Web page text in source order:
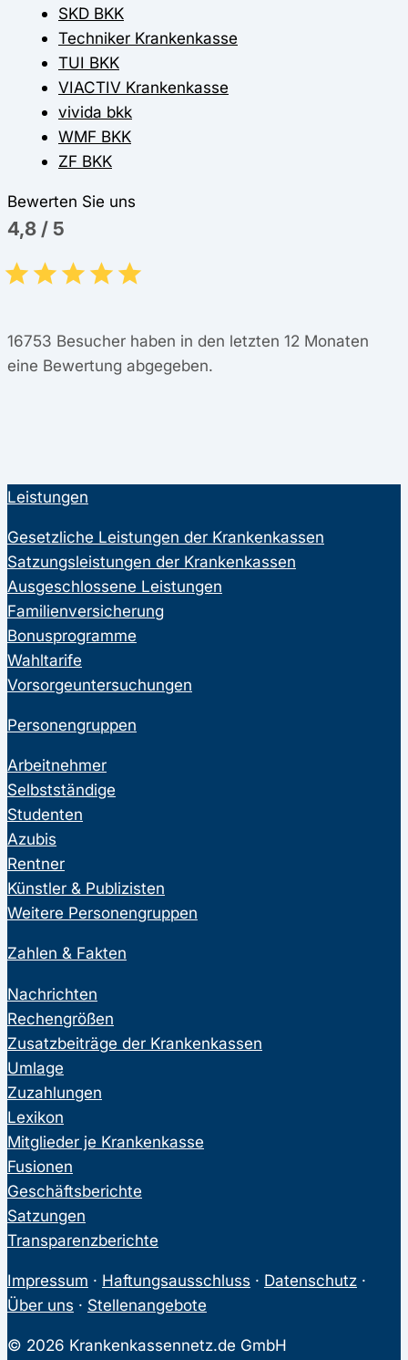
SKD BKK
Techniker Krankenkasse
TUI BKK
VIACTIV Krankenkasse
vivida bkk
WMF BKK
ZF BKK
Bewerten Sie uns
4,8 / 5
16753 Besucher haben in den letzten 12 Monaten
eine Bewertung abgegeben.
Leistungen
Gesetzliche Leistungen der Krankenkassen
Satzungsleistungen der Krankenkassen
Ausgeschlossene Leistungen
Familienversicherung
Bonusprogramme
Wahltarife
Vorsorgeuntersuchungen
Personengruppen
Arbeitnehmer
Selbstständige
Studenten
Azubis
Rentner
Künstler & Publizisten
Weitere Personengruppen
Zahlen & Fakten
Nachrichten
Rechengrößen
Zusatzbeiträge der Krankenkassen
Umlage
Zuzahlungen
Lexikon
Mitglieder je Krankenkasse
Fusionen
Geschäftsberichte
Satzungen
Transparenzberichte
Impressum · Haftungsausschluss · Datenschutz ·
Über uns · Stellenangebote
© 2026 Krankenkassennetz.de GmbH